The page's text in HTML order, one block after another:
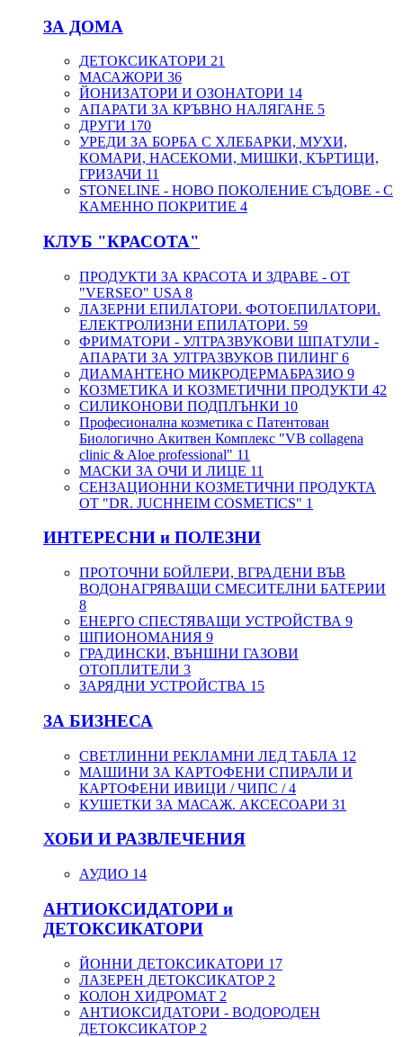
ЗА ДОМА
ДЕТОКСИКАТОРИ 21
МАСАЖОРИ 36
ЙОНИЗАТОРИ И ОЗОНАТОРИ 14
АПАРАТИ ЗА КРЪВНО НАЛЯГАНЕ 5
ДРУГИ 170
УРЕДИ ЗА БОРБА С ХЛЕБАРКИ, МУХИ,
КОМАРИ, НАСЕКОМИ, МИШКИ, КЪРТИЦИ,
ГРИЗАЧИ 11
STONELINE - НОВО ПОКОЛЕНИЕ СЪДОВЕ - С
КАМЕННО ПОКРИТИЕ 4
КЛУБ "КРАСОТА"
ПРОДУКТИ ЗА КРАСОТА И ЗДРАВЕ - ОТ
"VERSEO" USA 8
ЛАЗЕРНИ ЕПИЛАТОРИ. ФОТОЕПИЛАТОРИ.
ЕЛЕКТРОЛИЗНИ ЕПИЛАТОРИ. 59
ФРИМАТОРИ - УЛТРАЗВУКОВИ ШПАТУЛИ -
АПАРАТИ ЗА УЛТРАЗВУКОВ ПИЛИНГ 6
ДИАМАНТЕНО МИКРОДЕРМАБРАЗИО 9
КОЗМЕТИКА И КОЗМЕТИЧНИ ПРОДУКТИ 42
СИЛИКОНОВИ ПОДПЛЪНКИ 10
Професионална козметика с Патентован
Биологично Акитвен Комплекс "VB collagena
clinic & Aloe professional" 11
МАСКИ ЗА ОЧИ И ЛИЦЕ 11
СЕНЗАЦИОННИ КОЗМЕТИЧНИ ПРОДУКТА
ОТ "DR. JUCHHEIM COSMETICS" 1
ИНТЕРЕСНИ и ПОЛЕЗНИ
ПРОТОЧНИ БОЙЛЕРИ, ВГРАДЕНИ ВЪВ
ВОДОНАГРЯВАЩИ СМЕСИТЕЛНИ БАТЕРИИ
8
ЕНЕРГО СПЕСТЯВАЩИ УСТРОЙСТВА 9
ШПИОНОМАНИЯ 9
ГРАДИНСКИ, ВЪНШНИ ГАЗОВИ
ОТОПЛИТЕЛИ 3
ЗАРЯДНИ УСТРОЙСТВА 15
ЗА БИЗНЕСА
СВЕТЛИННИ РЕКЛАМНИ ЛЕД ТАБЛА 12
МАШИНИ ЗА КАРТОФЕНИ СПИРАЛИ И
КАРТОФЕНИ ИВИЦИ / ЧИПС /4
КУШЕТКИ ЗА МАСАЖ. АКСЕСОАРИ 31
ХОБИ И РАЗВЛЕЧЕНИЯ
АУДИО 14
АНТИОКСИДАТОРИ и
ДЕТОКСИКАТОРИ
ЙОННИ ДЕТОКСИКАТОРИ 17
ЛАЗЕРЕН ДЕТОКСИКАТОР 2
КОЛОН ХИДРОМАТ 2
АНТИОКСИДАТОРИ - ВОДОРОДЕН
ДЕТОКСИКАТОР 2